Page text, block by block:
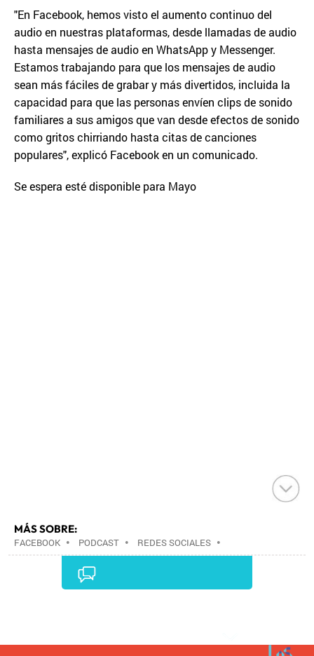
"En Facebook, hemos visto el aumento continuo del
audio en nuestras plataformas, desde llamadas de audio
hasta mensajes de audio en WhatsApp y Messenger.
Estamos trabajando para que los mensajes de audio
sean más fáciles de grabar y más divertidos, incluida la
capacidad para que las personas envíen clips de sonido
familiares a sus amigos que van desde efectos de sonido
como gritos chirriando hasta citas de canciones
populares", explicó Facebook en un comunicado.
Se espera esté disponible para Mayo
MÁS SOBRE:
FACEBOOK • PODCAST • REDES SOCIALES •
ARCHIVOS MULTIMEDIA•INTERNET•EMPRESAS
•TELECOMUNICACIONES
COMUNICACIONES•